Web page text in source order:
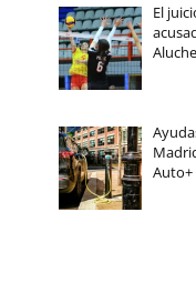
El
Auto+